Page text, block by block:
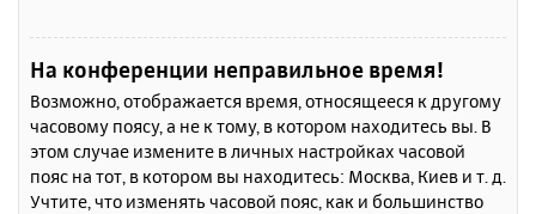
На конференции неправильное время!
Возможно, отображается время, относящееся к другому
часовому поясу, а не к тому, в котором находитесь вы. В
этом случае измените в личных настройках часовой
пояс на тот, в котором вы находитесь: Москва, Киев и т. д.
Учтите, что изменять часовой пояс, как и большинство